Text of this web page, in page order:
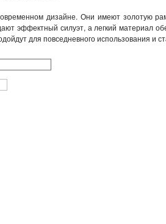
дизайне. Они имеют золотую
эффектный силуэт, а легкий материал
для повседневного использования и